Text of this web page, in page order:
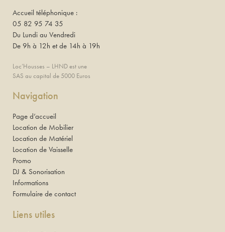
Accueil téléphonique :
05 82 95 74 35
Du Lundi au Vendredi
De 9h à 12h et de 14h à 19h
Loc’Housses – LHND est une
SAS au capital de 5000 Euros
Navigation
Page d’accueil
Location de Mobilier
Location de Matériel
Location de Vaisselle
Promo
DJ & Sonorisation
Informations
Formulaire de contact
Liens utiles